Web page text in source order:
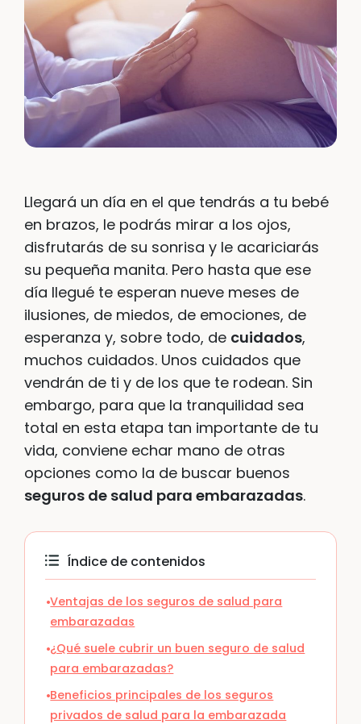
Llegará un día en el que tendrás a tu bebé
en brazos, le podrás mirar a los ojos,
disfrutarás de su sonrisa y le acariciarás
su pequeña manita. Pero hasta que ese
día llegué te esperan nueve meses de
ilusiones, de miedos, de emociones, de
esperanza y, sobre todo, de cuidados,
muchos cuidados. Unos cuidados que
vendrán de ti y de los que te rodean. Sin
embargo, para que la tranquilidad sea
total en esta etapa tan importante de tu
vida, conviene echar mano de otras
opciones como la de buscar buenos
seguros de salud para embarazadas.
Índice de contenidos
Ventajas de los seguros de salud para
embarazadas
¿Qué suele cubrir un buen seguro de salud
para embarazadas?
Beneficios principales de los seguros
privados de salud para la embarazada